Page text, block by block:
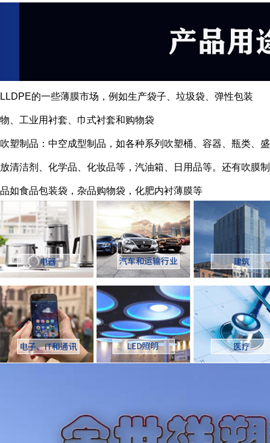
LLDPE的一些薄膜市场，例如生产袋子、垃圾袋、弹性包装
物、工业用衬套、巾式衬套和购物袋
吹塑制品：中空成型制品，如各种系列吹塑桶、容器、瓶类、盛
放清洁剂、化学品、化妆品等，汽油箱、日用品等。还有吹膜制
品如食品包装袋，杂品购物袋，化肥内衬薄膜等